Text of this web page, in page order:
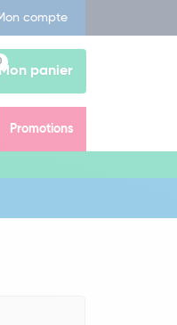
compte
panier
Promotions